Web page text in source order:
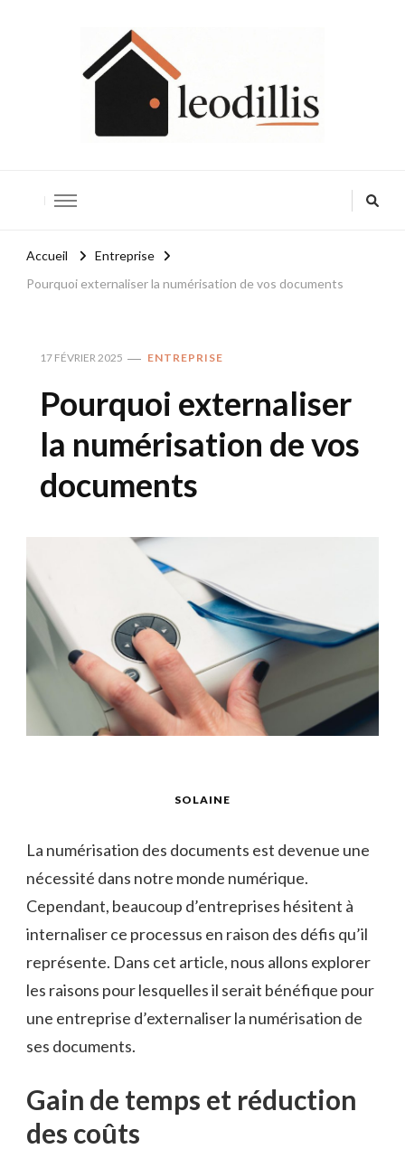
Accueil
Entreprise
Pourquoi externaliser la numérisation de vos documents
17 FÉVRIER 2025 ENTREPRISE
Pourquoi externaliser
la numérisation de vos
documents
SOLAINE
La numérisation des documents est devenue une
nécessité dans notre monde numérique.
Cependant, beaucoup d’entreprises hésitent à
internaliser ce processus en raison des défis qu’il
représente. Dans cet article, nous allons explorer
les raisons pour lesquelles il serait bénéfique pour
une entreprise d’externaliser la numérisation de
ses documents.
Gain de temps et réduction
des coûts